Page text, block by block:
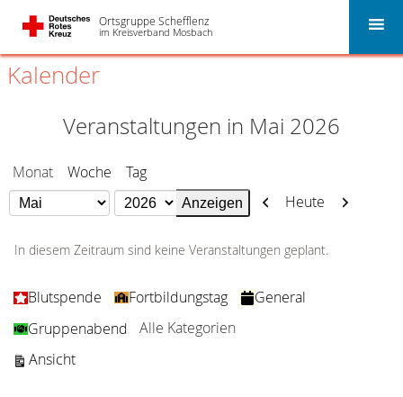
Ortsgruppe Schefflenz
im Kreisverband Mosbach
Kalender
Veranstaltungen in Mai 2026
Monat Woche Tag
Monat
Jahr
Zurück
Heute Weiter
In diesem Zeitraum sind keine Veranstaltungen geplant.
Kategorien
Blutspende Fortbildungstag
General
Gruppenabend
Alle Kategorien
Ansichtausdrucken